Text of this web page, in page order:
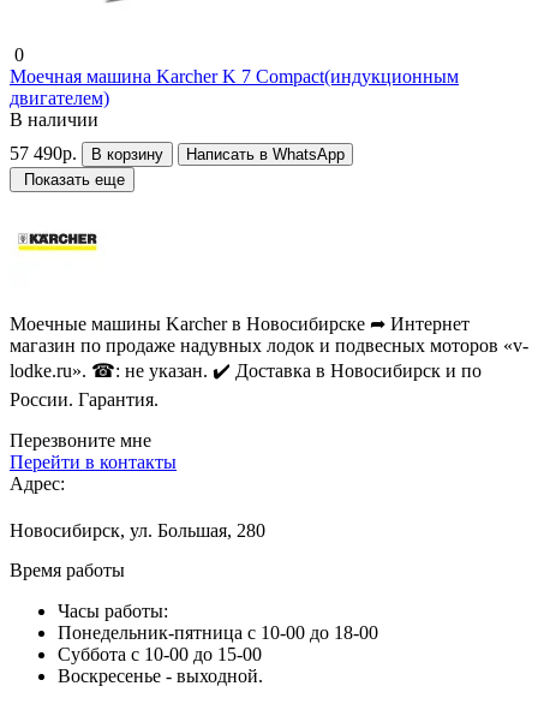
0
Моечная машина Karcher K 7 Compact(индукционным
двигателем)
В наличии
57 490р.
В корзину
Написать в WhatsApp
Показать еще
Моечные машины Karcher в Новосибирске ➦ Интернет
магазин по продаже надувных лодок и подвесных моторов «v-
lodke.ru». ☎: не указан. ✔️ Доставка в Новосибирск и по
России. Гарантия.
Перезвоните мне
Перейти в контакты
Адрес:
Новосибирск, ул. Большая, 280
Время работы
Часы работы:
Понедельник-пятница с 10-00 до 18-00
Суббота с 10-00 до 15-00
Воскресенье - выходной.